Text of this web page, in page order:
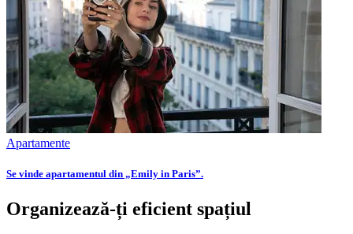
Apartamente
Se vinde apartamentul din „Emily in Paris”.
Organizează-ți eficient spațiul